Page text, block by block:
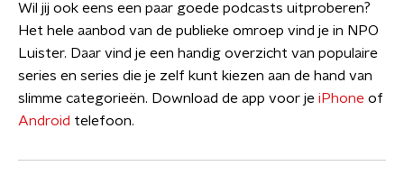
Wil jij ook eens een paar goede podcasts uitproberen?
Het hele aanbod van de publieke omroep vind je in NPO
Luister. Daar vind je een handig overzicht van populaire
series en series die je zelf kunt kiezen aan de hand van
slimme categorieën. Download de app voor je iPhone of
Android telefoon.